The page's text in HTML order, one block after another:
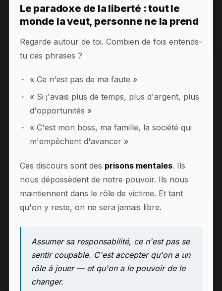
Le paradoxe de la liberté : tout le
monde la veut, personne ne la prend
Regarde autour de toi. Combien de fois entends-
tu ces phrases ?
« Ce n'est pas de ma faute »
« Si j'avais plus de temps, plus d'argent, plus
d'opportunités »
« C'est mon boss, ma famille, la société qui
m'empêchent d'avancer »
Ces discours sont des prisons mentales. Ils
nous dépossèdent de notre pouvoir. Ils nous
maintiennent dans le rôle de victime. Et tant
qu'on y reste, on ne sera jamais libre.
Assumer sa responsabilité, ce n'est pas se
sentir coupable. C'est accepter qu'on a un
rôle à jouer — et qu'on a le pouvoir de le
changer.